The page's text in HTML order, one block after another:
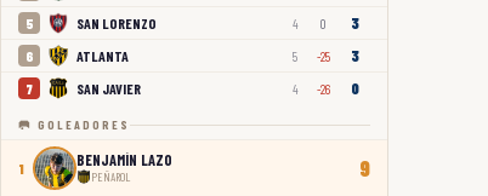
5 SAN LORENZO 4 0 3
6 ATLANTA 5 -25 3
7 SAN JAVIER 4 -26 0
🥅 GOLEADORES
1 BENJAMÍN LAZO
PEÑAROL 9